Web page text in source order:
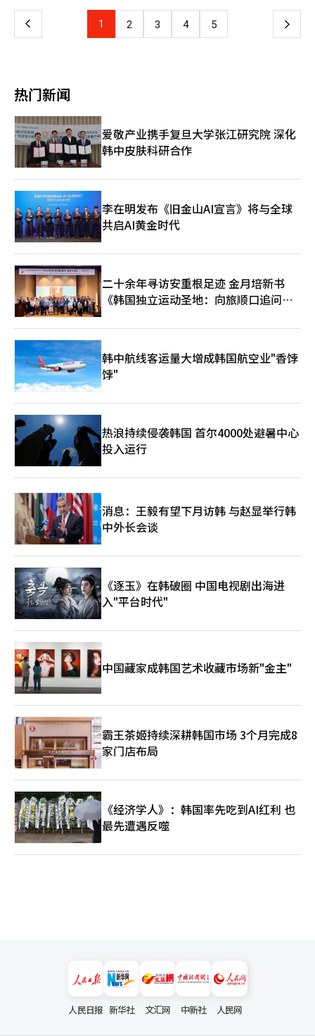
孩子，未来的买家可能是有孩子的家庭。” 由于游乐设施是儿童
使用的设施，安全问题不应由个人选择来决定。若游乐设施生锈或
地面破损，可能导致事故，因此无论是否使用，社区都应承担安全
万元的全面更换，以便做出判断。”另一位网友也表示：“不应仅
仅因为是公共设施就无条件支持或反对，而应确认报价和承包商的
选择过程是否合理。” 关于游乐场的日常安全管理和设施维护费
用应由所有家庭共同承担，但像夏季水上游乐场那样产生安全员人
力成本和水电费等额外运营费用的设施，可以制定单独的标准。
基本设施的修缮和安全检查由所有家庭承担，而对特定活动或季节
性项目等使用者有限的服务则收取使用费。这是为了区分维护公共
资产的费用和使用个别服务的费用。 一些网友分析认为，此次争
论不仅仅是游乐场管理费几千元的问题，而是关于在共同住宅中应
共同承担的费用范围的冲突。 “没有孩子的家庭不支付游乐场费
用，年轻一代不支付老年活动中心费用，最终只会加剧代际冲
突”，“现在虽然不使用，但每个人在生命周期中所需的设施可能
的需求。” 相反，也有观点认为：“不能以共同体的名义为不必
要的设施运营和过度支出辩护”，“随着居民不使用的设施增多，
管理费负担也会加重，因此应定期决定设施的维护与否。” 最
终，这场争论超越了游乐场维护费由谁承担的问题，转向了如何区
分共同住宅的公共资产和个人使用权益的提问。在公寓游乐场作为
全体居民的共同资产的原则与根据实际使用程度合理调整管理费负
担的要求之间，减少居民间的冲突需要透明公开费用使用目的和计
算依据的程序。 ※ 本报道经人工智能（AI）系统翻译与编辑。
年1月被选为资产管理（PM）服务公司。根据采购厅国家市场，协
会于2024年12月31日发布了“建筑技术人会馆资产管理（PM）服
务”招标公告，并经过限制竞争招标方式最终选定了
存在的问题，当前正在整理阶段”。这与过去索博林以“协会直接
设立的下属机构”来欺骗租户的方式有所不同。ZenstarMate方面
明确表示：“我们是受协会委托进行建筑合同及管理协调的资产管
理公司（PM）”，并划清了界限。他们强调：“合同审查或中间
协调只是我们负责，实际合同是与协会直接签订，并且印章也是协
会的印章。”然而，使用“公共”一词的方式并没有太大不同。相
关人士表示：“协会是公共机构，因此没有保证金问题”，以公信
来的信任感被用来安抚租户。虽然作为正式委托管理公司存在结构
性差异，但利用公信力作为安全地带来降低风险的态度依然在重
复。亚洲经济调查报道团队于24日也在江南区的一家房地产中介处
进行了协会别馆公寓的租赁咨询。中介提到该公寓是“协会建
筑”，合同的实际主体是以社团法人形式存在的韩国建筑技术人协
会。他表示：“法人无法直接进行租赁”，并解释“协会将租赁业
务外包给外包公司”的结构。然而，协会自1987年作为社团法人
成立后，于1995年根据建筑技术管理法（现建筑技术振兴法）转
变为法定团体，其性质与简单的民间任意团体不同。此外，根据韩
国建筑技术人协会章程第5条第12款，明确将“协会财产及其他附
属设施的租赁及运营管理”列为协会的业务目的，因此协会作为直
接租赁合同的当事人并不违反法律。随后，中介提到了过去索博林
的租赁诈骗。他表示：“之前发生过保证金相关事件，当时负责租
赁的公司后来停止营业，导致多个租户空置。”但他强调：“那个
问题已经解决，目前在保证金保护方面没有问题。”这与过去索博
证与协会存在特殊关系。中介并未向租户充分告知转租合同的性
质。这两者结合，使得租户在未意识到风险的情况下签订了合同。
然而，目前在协会别馆公寓的咨询过程中，关于合同主体是谁等合
同结构的解释正在进行。尤其是中介和管理公司在与索博林的租赁
诈骗相关事故中，首先提及该建筑的历史并进行说明。尽管如此，
从事实层面来看，仍然存在需要澄清的部分。协会并非公共机构，
但反复解释“作为公共机构没有保证金问题”，而协会可以作为直
接租赁合同的当事人，然而却声称“法人无法直接进行租赁”的说
法与事实不符。作为支撑安全性的依据本身不准确，导致租户在确
认合同结构时仍然面临信息不对称的问题。与此同时，索博林的租
赁业务范围并不仅限于别馆。根据亚洲经济调查报道团队获得的公
文，协会向当时的入驻公司发送了“建筑技术人会馆新馆转租合同
继承通知”。该文书中提到：“由于我们协会与索博林州（转租
人）的租赁合同解除，拟通过与贵公司和我们协会之间的转租合同
继承协议进行转租合同的继承。”这表明索博林不仅在别馆，还在
位于首尔论岘洞的协会新馆以转租人身份运营租赁业务。实际上，
续提出两栋建筑之间的关联性。此次确认的文书可以视为对这些举
报内容的可信性提供了依据。受害者们持续对协会和索博林之间的
勾结提出质疑，认为过去不透明的租赁管理体系和受害事件的发生
需要进一步调查。对于这些质疑、过去的合同过程以及当前的租赁
现状，协会相关人士表示：“目前民事和刑事诉讼正在进行中，因
此具体回答比较困难，待审判和法律程序结束后才能充分解
释。”不过，对于法院执行官的强制执行，协会表示：“这是根据
房地产占有转移禁止处分的合法必要措施。”
道公作公寓重建项目的施工权，并持续关注余义道的主要整治项
目，加快在汉江边建立“顶峰”品牌带的步伐。 华郎公寓位于首
尔永登浦区余义道40-4，规模为3栋、160户。通过重建，计划改
此，与适用《城市及住宅环境整治法》的普通重建项目相比，可以
期。协会目前正在准备统一审查申请，计划在明年下半年通过审查
推进项目。 业界普遍认为，大型建筑公司将小规模重建项目选为
战略业务地是罕见的现象。通常小规模重建项目因规模小而难以实
现规模经济，因此大型建筑公司的关注度不高。然而，华郎公寓因
越简单施工量的项目。 大宇建設相关人士表示：“在投标公告之
前，我们已完成替代设计的合作伙伴组建并签署合同，着手制定最
佳设计方案。我们将基于国内最佳的住宅供应业绩和余义道共同住
宅的审批经验，竭尽全力打造余义道的标志性建筑。”※ 本报道
经人工智能（AI）系统翻译与编辑。
涨了0.71%。这一涨幅远超首尔平均水平0.32%，在25个自治区中
创下最高涨幅。 同期，江西区和九老区分别上涨0.64%，钟路区上
吉音洞通过地铁4号线可方便地前往首尔站和市政府等市中心商务
区。随着江南地区新建公寓价格的急剧上涨，价格进入门槛相对较
低且市中心可达性优越的吉音新城吸引了实际需求的流入。 实际
上，以吉音新城为代表的新建小区频繁出现新高交易。乐天城堡克
拉西亚84平方米的公寓上月以18700万韩元成交，比一年前的
14730万韩元上涨了约4000万韩元。随着该地区新建公寓的价格接
近20000万韩元，成北区被认为不再仅仅是典型的中低价区域。 最
近，价格上涨的范围已扩展至钟岩和长位。KB房地产表示，本周
成北区钟岩和长位一带的主要大规模小区的价格上涨趋势明显。钟
岩区聚集了市中心可达性和生活基础设施完善的老旧和准新建大规
模小区，而长位区则因长位新城整治项目迅速形成新建居住区。
租赁市场紧张推高成交…未来上涨不确定 这些地区的租赁价格也
在上涨，这进一步支撑了成北区的成交价格上涨。根据27日的数
据，成北区公寓的租赁价格较前一周上涨了0.62%，在东大门区
（0.71%）之后，成为首尔第二高的上涨率。同一时期，首尔的平
均租赁价格上涨率为0.25%。成北区的上涨率约为首尔平均水平的
短缺，导致报价上涨。在北部地区，整体租赁市场供应紧张，交易
可用房源减少，一些承受高租金的租客转向成交市场，推动了房价
上涨的趋势。 然而，由于成北区短期内的上涨幅度较大，目前的
上涨趋势是否能持续较长时间仍需观察。新建大规模小区的报价比
之前的成交价格上涨得更快，导致买家推迟交易。吉音洞主要小区
的价格已接近20000万韩元，因此贷款能力和资金筹措的负担可能
会限制进一步上涨的可能性。 房地产行业人士表示：“成北区因
其良好的市中心可达性以及以吉音和长位新城为中心的新建大规模
小区的集中，具备吸引北部地区实际需求的条件。然而，近期价格
在短时间内迅速上涨，加上金融和税制的不确定性，需关注是否是
被告知需要在一楼脱下头盔并在出入登记簿上填写个人信息。 A询
问了要求填写个人信息和脱下头盔的理由，并拒绝了该要求。然
放在一楼。 订单者回应道：“难道不应该送上去吗？其他公寓也
是这样。如果是这样，那就不要收取配送费。我会联系配送平
台。”最终，A将食物放在一楼的服务台后离开了现场。 随后，配
送平台的客服为了确认配送是否完成联系了A。在A解释当时的情
况后，平台方面表示考虑到他的情况，不会扣除配送费。 该视频
传播后，网络上对公寓的出入程序提出了大量批评。网友们认为，
既然确认外卖员是送餐人员，却同时要求脱下头盔和填写个人信
息，显得过于苛刻。 一些网友表示：“感觉外卖员被当作潜在犯
罪者对待”，“如果真的担心外部人员的出入，居民应该亲自下楼
来接收”，“如果要要求如此繁琐的程序，应该给外卖员额外的费
用。” 由于外卖工作收入与时间密切相关，公寓内部的行走时间
和出入程序的延长将直接导致外卖员的损失。 网友们指出：“外
卖员填写登记和与管理人员争论的时间都是工作时间”，“在正门
的配送费无法承担这样的条件。” 实际上，在外卖员之间，已经
出现了分享出入程序繁琐的公寓的“天龙人公寓地图”。该地图标
记了包括首尔江南地区在内的全国约50个高档公寓。 “天龙人公
寓”这一说法源于热门漫画《海贼王》中出现的特权阶级，用来讽
刺那些对外卖员要求比普通访客更严格程序或强制设定特定路线的
公寓。 外卖员所面临的不便不仅限于填写个人信息。一些公寓还
禁止摩托车进入小区，要求外卖员从正门步行到送餐地点，或只允
许使用货梯而非普通电梯。 在出入过程中，有的地方要求外卖员
寄存身份证或摩托车钥匙。外卖员们表示，当只有他们需要遵循额
外程序时，难免会感到受到职业歧视。 曾有网友分享了自己作为
外卖员的经历，表示：“我从一开始就不接受出入程序过于复杂的
公寓订单”，“从小区正门走到送餐楼栋就需要花费相当多的时
间”，“如果还要寄存身份证或钥匙，感觉很不安。” 另一方
面，也有观点认为不应将公寓的安全措施一概视为“霸权”。在外
部人员频繁出入的大型公寓中，确实需要确认访客身份以预防犯罪
或失窃事件。 一些网友表示：“为了居民的安全，最低限度的身
所有外部访客，包括外卖员都适用相同程序，就不算歧视。” 在
有许多小孩或单身居民的公寓中，未确认身份的人自由使用公共入
口和电梯可能会引发不安。 不过，尽管需要安全程序，许多网友
对此表示赞同，认为应明确说明收集的个人信息范围和保管方式。
如果要求姓名和电话号码等个人信息，却不告知收集目的或销毁时
间，访客自然会感到不安。 最终，这场争议可以看作是居民安全
与外卖员劳动权利及个人信息保护之间的冲突。就像不能因为安全
理由而合理化所有要求一样，也难以将所有出入程序一概视为单方
面的霸权。 专家和网友们指出，各公寓的出入标准应进行整顿，
并应制定只需确认必要信息的方式。需要建立一个让使用配送服务
的居民和现场送餐的外卖员都能接受的共同标准。 另一方面，关
于此次事件的具体经过，主要通过A发布的视频和媒体报道得知。
由于该公寓的官方立场和现场的所有对话并未公开，因此也有观点
呼吁应避免对特定小区或相关人员进行无端的人身攻击和指责。※
本报道经人工智能（AI）系统翻译与编辑。
上 1 2 3 4 5 下
热门新闻
爱敬产业携手复旦大学张江研究院 深化
韩中皮肤科研合作
李在明发布《旧金山AI宣言》将与全球
共启AI黄金时代
二十余年寻访安重根足迹 金月培新书
《韩国独立运动圣地：向旅顺口追问历
韩中航线客运量大增成韩国航空业"香饽
饽"
热浪持续侵袭韩国 首尔4000处避暑中心
投入运行
消息：王毅有望下月访韩 与赵显举行韩
中外长会谈
《逐玉》在韩破圈 中国电视剧出海进
入"平台时代"
中国藏家成韩国艺术收藏市场新"金主"
霸王茶姬持续深耕韩国市场 3个月完成8
家门店布局
《经济学人》：韩国率先吃到AI红利 也
最先遭遇反噬
人民日报 新华社 文汇网 中新社 人民网